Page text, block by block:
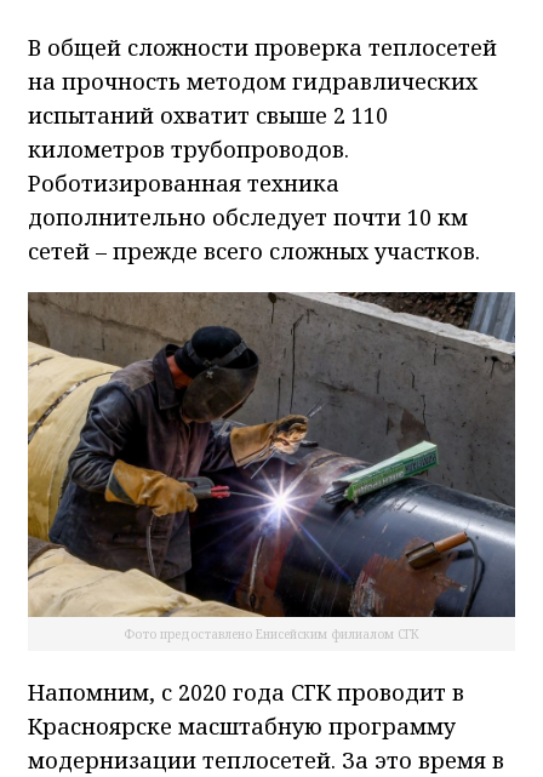
В общей сложности проверка теплосетей
на прочность методом гидравлических
испытаний охватит свыше 2 110
километров трубопроводов.
Роботизированная техника
дополнительно обследует почти 10 км
сетей – прежде всего сложных участков.
Фото предоставлено Енисейским филиалом СГК
Напомним, с 2020 года СГК проводит в
Красноярске масштабную программу
модернизации теплосетей. За это время в